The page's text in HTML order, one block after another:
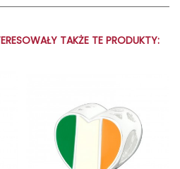
TAKŻE TE PRODUKTY: